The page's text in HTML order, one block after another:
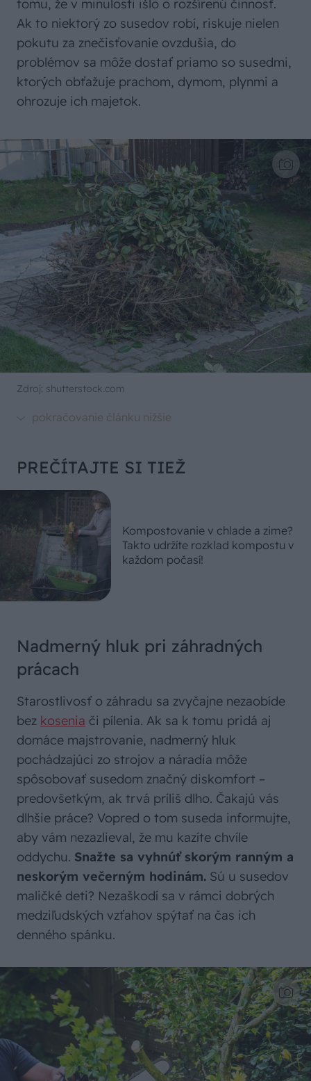
tomu, že v minulosti išlo o rozšírenú činnosť.
Ak to niektorý zo susedov robí, riskuje nielen
pokutu za znečisťovanie ovzdušia, do
problémov sa môže dostať priamo so susedmi,
ktorých obťažuje prachom, dymom, plynmi a
ohrozuje ich majetok.
Zdroj: shutterstock.com
PREČÍTAJTE SI TIEŽ
Kompostovanie v chlade a zime?
Takto udržíte rozklad kompostu v
každom počasí!
Nadmerný hluk pri záhradných
prácach
Starostlivosť o záhradu sa zvyčajne nezaobíde
bez kosenia či pílenia. Ak sa k tomu pridá aj
domáce majstrovanie, nadmerný hluk
pochádzajúci zo strojov a náradia môže
spôsobovať susedom značný diskomfort –
predovšetkým, ak trvá príliš dlho. Čakajú vás
dlhšie práce? Vopred o tom suseda informujte,
aby vám nezazlieval, že mu kazíte chvíle
oddychu. Snažte sa vyhnúť skorým ranným a
neskorým večerným hodinám. Sú u susedov
maličké deti? Nezaškodí sa v rámci dobrých
medziľudských vzťahov spýtať na čas ich
denného spánku.